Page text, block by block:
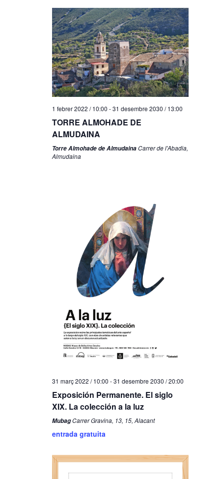
1 febrer 2022 / 10:00 -31 desembre 2030 / 13:00
TORRE ALMOHADE DE
ALMUDAINA
Torre Almohade de AlmudainaCarrer de l'Abadia,
Almudaina
31 març 2022 / 10:00 -31 desembre 2030 / 20:00
Exposición Permanente. El siglo
XIX. La colección a la luz
MubagCarrer Gravina, 13, 15, Alacant
entrada gratuita